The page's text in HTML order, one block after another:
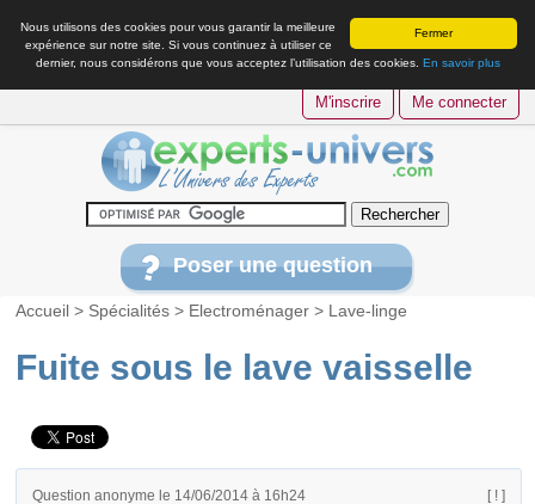
Fermer
Nous utilisons des cookies pour vous garantir la meilleure
expérience sur notre site. Si vous continuez à utiliser ce
dernier, nous considérons que vous acceptez l’utilisation des cookies. En savoir plus
M'inscrire Me connecter
Poser une question
Accueil > Spécialités > Electroménager > Lave-linge
Fuite sous le lave vaisselle
Question anonyme le 14/06/2014 à 16h24 [ ! ]